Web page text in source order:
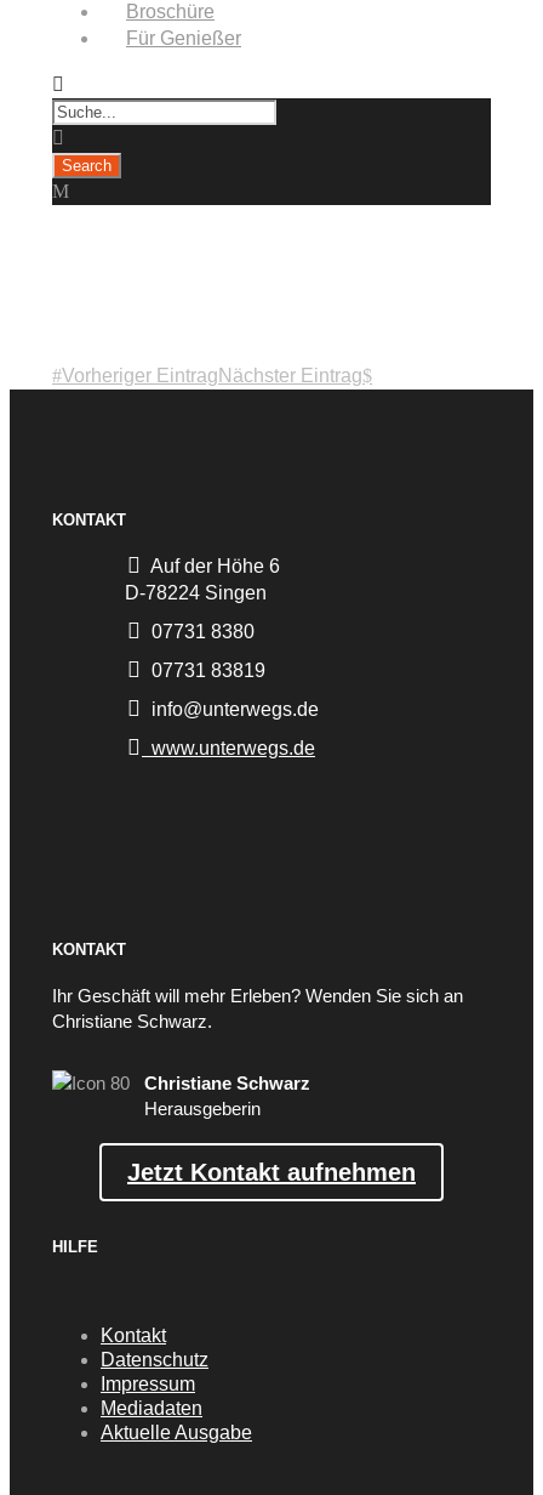
Broschüre
Für Genießer
Vorheriger EintragNächster Eintrag
KONTAKT
Auf der Höhe 6
D-78224 Singen
07731 8380
07731 83819
info@unterwegs.de
www.unterwegs.de
KONTAKT
Ihr Geschäft will mehr Erleben? Wenden Sie sich an
Christiane Schwarz.
Christiane Schwarz
Herausgeberin
Jetzt Kontakt aufnehmen
HILFE
Kontakt
Datenschutz
Impressum
Mediadaten
Aktuelle Ausgabe